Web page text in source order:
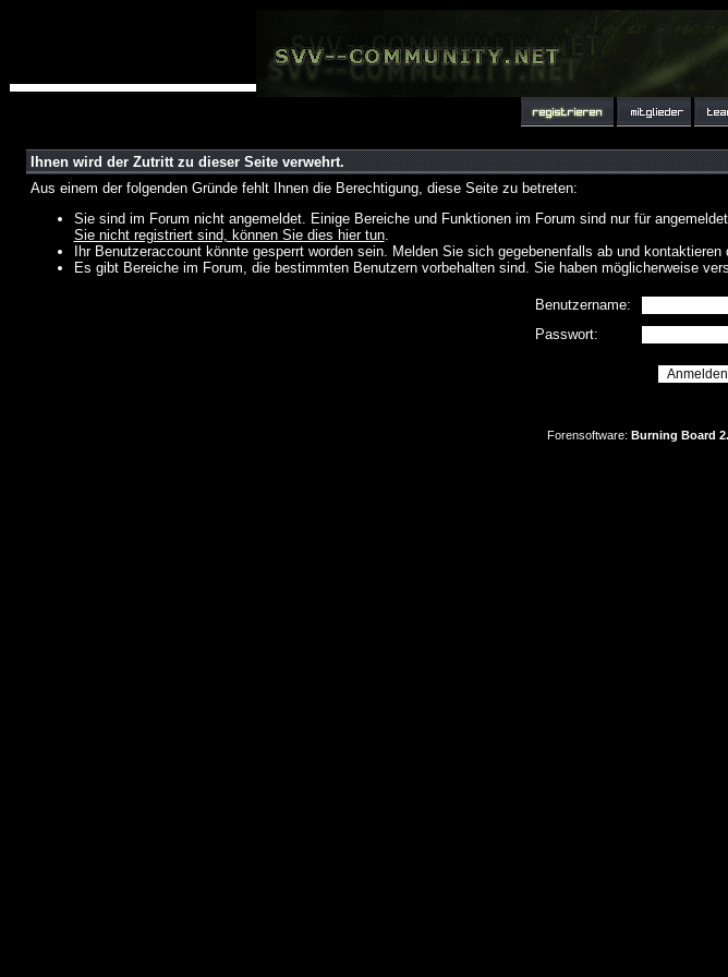
Ihnen wird der Zutritt zu dieser Seite verwehrt.
Aus einem der folgenden Gründe fehlt Ihnen die Berechtigung, diese Seite zu betreten:
Sie sind im Forum nicht angemeldet. Einige Bereiche und Funktionen im Forum sind nur für
Sie nicht registriert sind, können Sie dies hier tun.
Ihr Benutzeraccount könnte gesperrt worden sein. Melden Sie sich gegebenenfalls ab und
Es gibt Bereiche im Forum, die bestimmten Benutzern vorbehalten sind. Sie haben möglicherweise
Benutzername:
Passwort:
Forensoftware: Burning Board